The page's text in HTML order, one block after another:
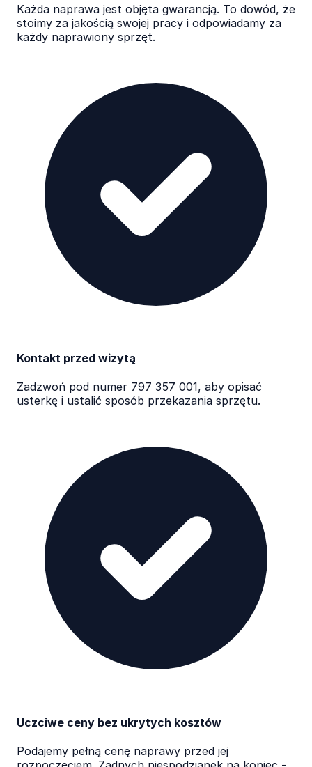
Każda naprawa jest objęta gwarancją. To dowód, że
stoimy za jakością swojej pracy i odpowiadamy za
każdy naprawiony sprzęt.
Kontakt przed wizytą
Zadzwoń pod numer 797 357 001, aby opisać
usterkę i ustalić sposób przekazania sprzętu.
Uczciwe ceny bez ukrytych kosztów
Podajemy pełną cenę naprawy przed jej